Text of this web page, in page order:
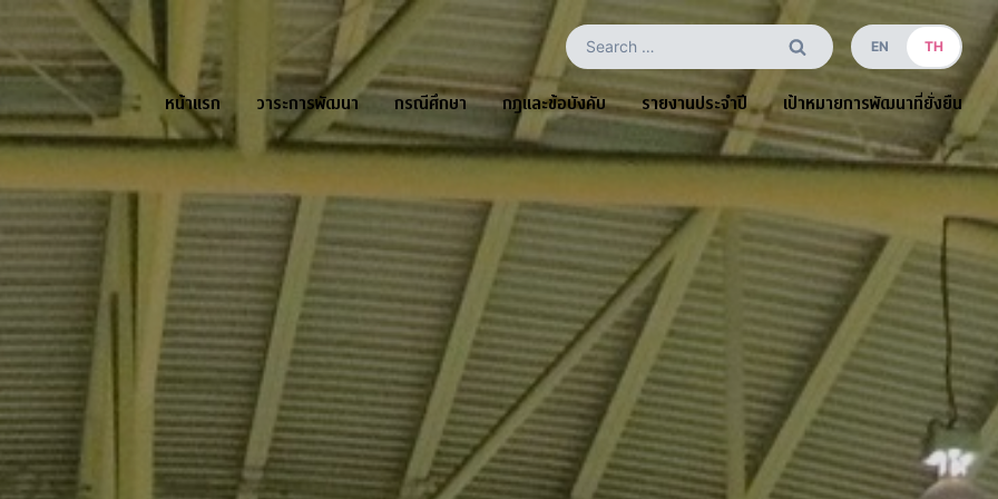
Search
for:
EN TH
หน้าแรก วาระการพัฒนา กรณีศึกษา กฎและข้อบังคับ รายงานประจำปี เป้าหมายการพัฒนาที่ยั่งยืน